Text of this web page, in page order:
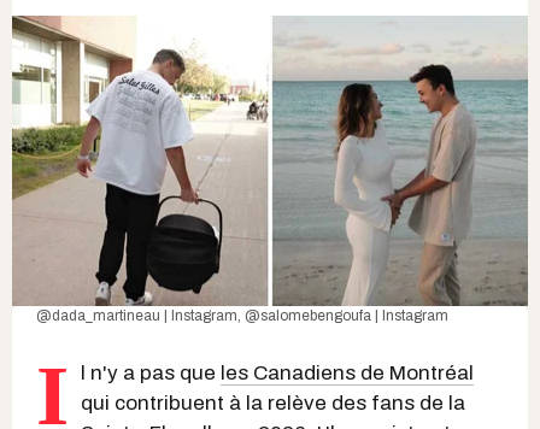
@dada_martineau | Instagram @salomebengoufa | Instagram
I l n'y a pas que les Canadiens de Montréal
qui contribuent à la relève des fans de la